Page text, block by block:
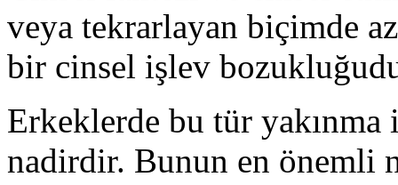
veya tekrarlayan biçimde
bir cinsel işlev
Erkeklerde bu tür
nadirdir. Bunun en önemli